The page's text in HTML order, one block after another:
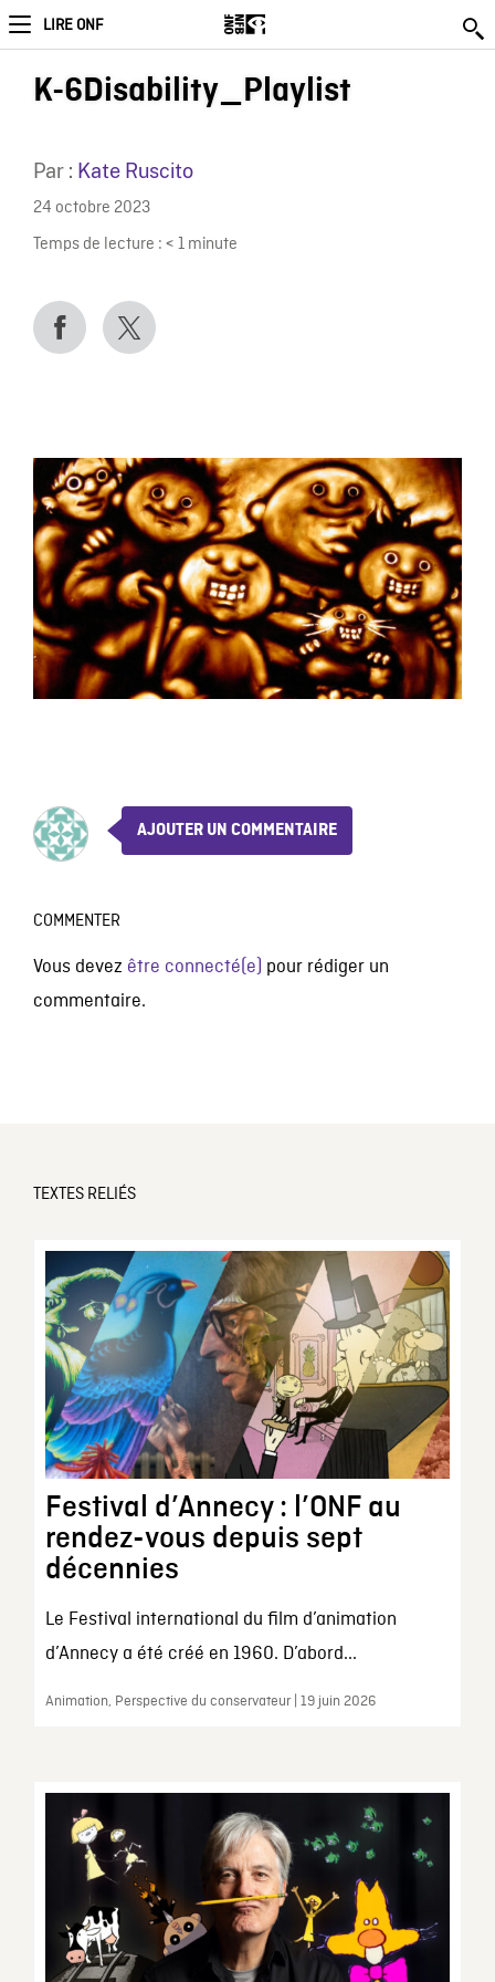
LIRE ONF
K-6Disability_Playlist
Par : Kate Ruscito
24 octobre 2023
Temps de lecture : < 1 minute
AJOUTER UN COMMENTAIRE
COMMENTER
Vous devez être connecté(e) pour rédiger un
commentaire.
TEXTES RELIÉS
Festival d’Annecy : l’ONF au
rendez-vous depuis sept
décennies
Le Festival international du film d’animation
d’Annecy a été créé en 1960. D’abord...
Animation, Perspective du conservateur | 19 juin 2026